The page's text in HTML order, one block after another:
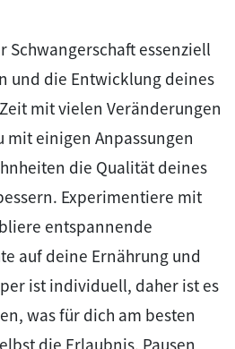
Schwangerschaft essenziell
und die Entwicklung deines
mit vielen Veränderungen
einigen Anpassungen
die Qualität deines
Experimentiere mit
entspannende
auf deine Ernährung und
ist individuell, daher ist es
was für dich am besten
die Erlaubnis, Pausen